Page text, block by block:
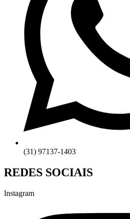
(31) 97137-1403
REDES SOCIAIS
Instagram